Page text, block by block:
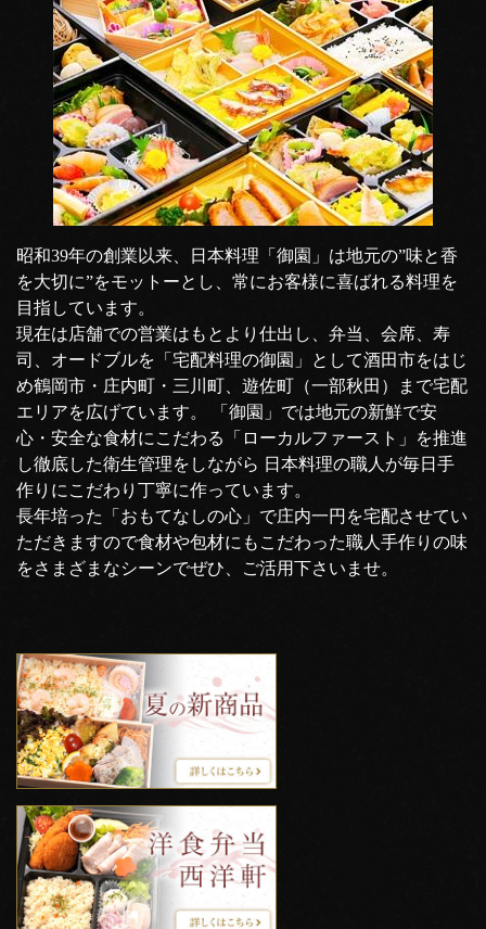
昭和39年の創業以来、日本料理「御園」は地元の”味と香
を大切に”をモットーとし、常にお客様に喜ばれる料理を
目指しています。
現在は店舗での営業はもとより仕出し、弁当、会席、寿
司、オードブルを「宅配料理の御園」として酒田市をはじ
め鶴岡市・庄内町・三川町、遊佐町（一部秋田）まで宅配
エリアを広げています。 「御園」では地元の新鮮で安
心・安全な食材にこだわる「ローカルファースト」を推進
し徹底した衛生管理をしながら 日本料理の職人が毎日手
作りにこだわり丁寧に作っています。
長年培った「おもてなしの心」で庄内一円を宅配させてい
ただきますので食材や包材にもこだわった職人手作りの味
をさまざまなシーンでぜひ、ご活用下さいませ。